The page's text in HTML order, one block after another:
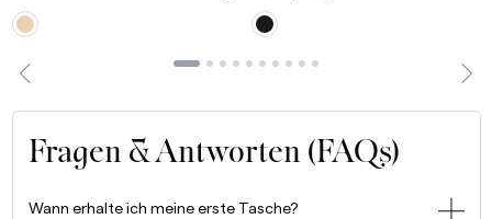
Fragen & Antworten (FAQs)
Wann erhalte ich meine erste Tasche?